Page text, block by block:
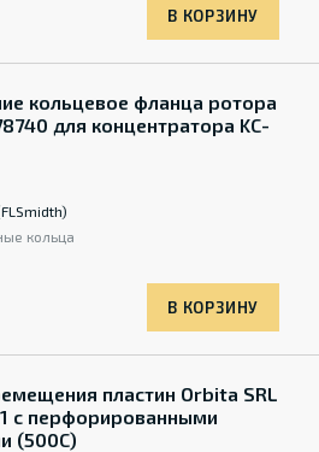
В КОРЗИНУ
кольцевое фланца ротора
для концентратора KC-
кольца
В КОРЗИНУ
пластин Orbita SRL
с перфорированными
(500C)